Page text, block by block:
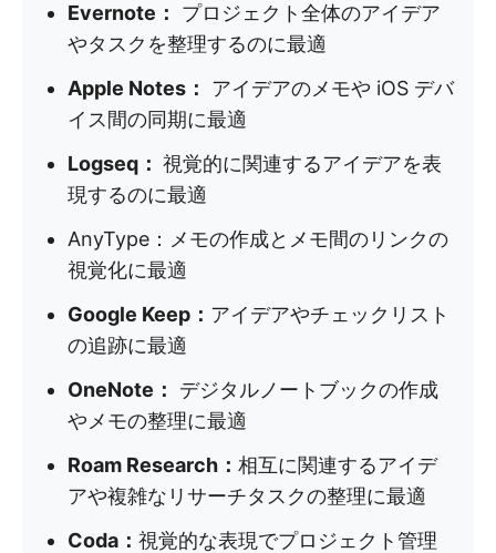
Evernote：
プロジェクト全体のアイデア
やタスクを整理するのに最適
Apple Notes：
アイデアのメモや iOS デバ
イス間の同期に最適
Logseq： 視覚的に関連するアイデアを表
現するのに最適
AnyType：メモの作成とメモ間のリンクの
視覚化に最適
Google Keep： アイデアやチェックリスト
の追跡に最適
OneNote：
デジタルノートブックの作成
やメモの整理に最適
Roam Research： 相互に関連するアイデ
アや複雑なリサーチタスクの整理に最適
Coda： 視覚的な表現でプロジェクト管理